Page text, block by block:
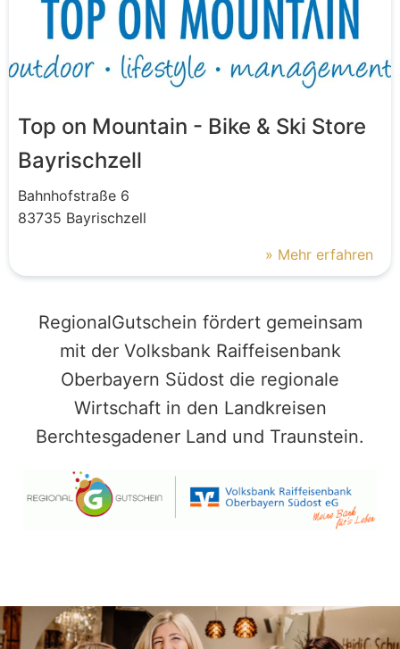
Top on Mountain - Bike & Ski Store
Bayrischzell
Bahnhofstraße 6
83735 Bayrischzell
» Mehr erfahren
RegionalGutschein fördert gemeinsam
mit der Volksbank Raiffeisenbank
Oberbayern Südost die regionale
Wirtschaft in den Landkreisen
Berchtesgadener Land und Traunstein.